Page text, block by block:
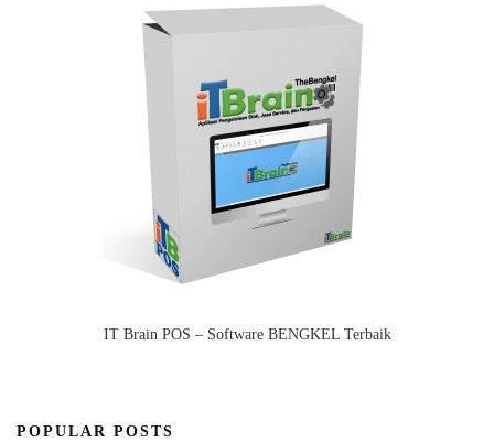
IT Brain POS – Software BENGKEL Terbaik
POPULAR POSTS